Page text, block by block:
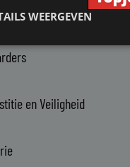
en Veiligheid
WEERGEVEN